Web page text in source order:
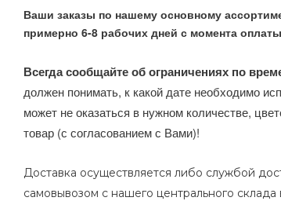
Ваши заказы по нашему основному
примерно 6-8 рабочих дней с момента оплаты
Всегда сообщайте об ограничениях по
должен понимать, к какой дате необходимо
может не оказаться в нужном количестве,
товар (с согласованием с Вами)!
Доставка осуществляется либо службой
самовывозом с нашего центрального склада